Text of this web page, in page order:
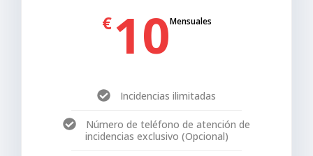
€ 10Mensuales
Incidencias ilimitadas
Número de teléfono de atención de
incidencias exclusivo (Opcional)